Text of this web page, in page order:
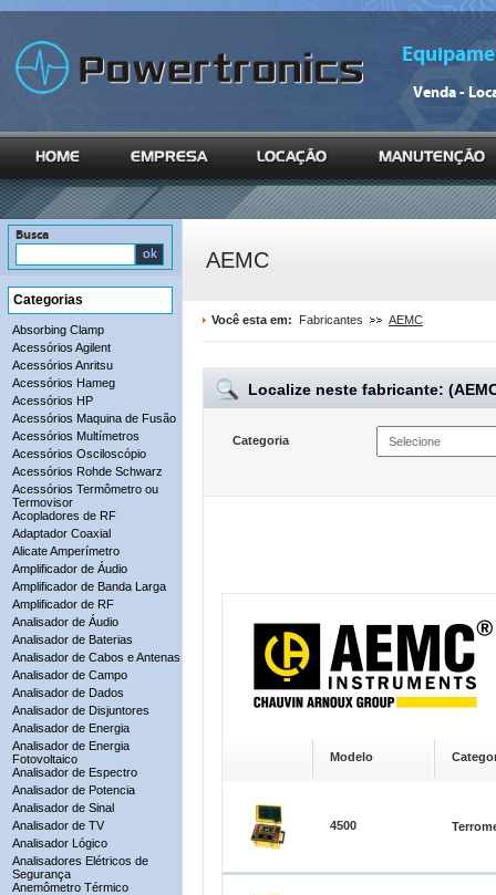
Venda -
Busca
Categorias
Absorbing Clamp
Acessórios Agilent
Acessórios Anritsu
Acessórios Hameg
Acessórios HP
Acessórios Maquina de Fusão
Acessórios Multímetros
Acessórios Osciloscópio
Acessórios Rohde Schwarz
Acessórios Termômetro ou
Termovisor
Acopladores de RF
Adaptador Coaxial
Alicate Amperímetro
Amplificador de Áudio
Amplificador de Banda Larga
Amplificador de RF
Analisador de Áudio
Analisador de Baterias
Analisador de Cabos e Antenas
Analisador de Campo
Analisador de Dados
Analisador de Disjuntores
Analisador de Energia
Analisador de Energia
Fotovoltaico
Analisador de Espectro
Analisador de Potencia
Analisador de Sinal
Analisador de TV
Analisador Lógico
Analisadores Elétricos de
Segurança
Anemômetro Térmico
AEMC
Você esta em: Fabricantes AEMC
Localize neste fabricante:
Categoria
Modelo
4500